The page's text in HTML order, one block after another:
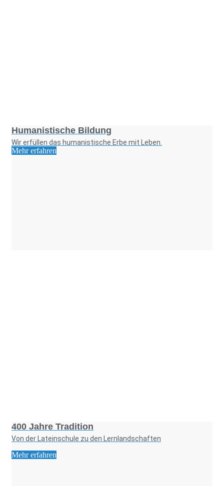
Humanistische Bildung
Wir erfüllen das humanistische Erbe mit Leben.
Mehr erfahren
400 Jahre Tradition
Von der Lateinschule zu den Lernlandschaften
Mehr erfahren